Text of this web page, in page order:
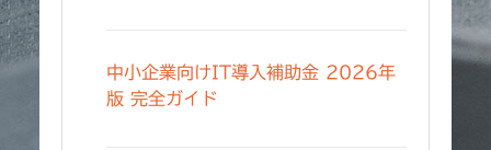
中小企業向けIT導入補助金 2026年
版 完全ガイド